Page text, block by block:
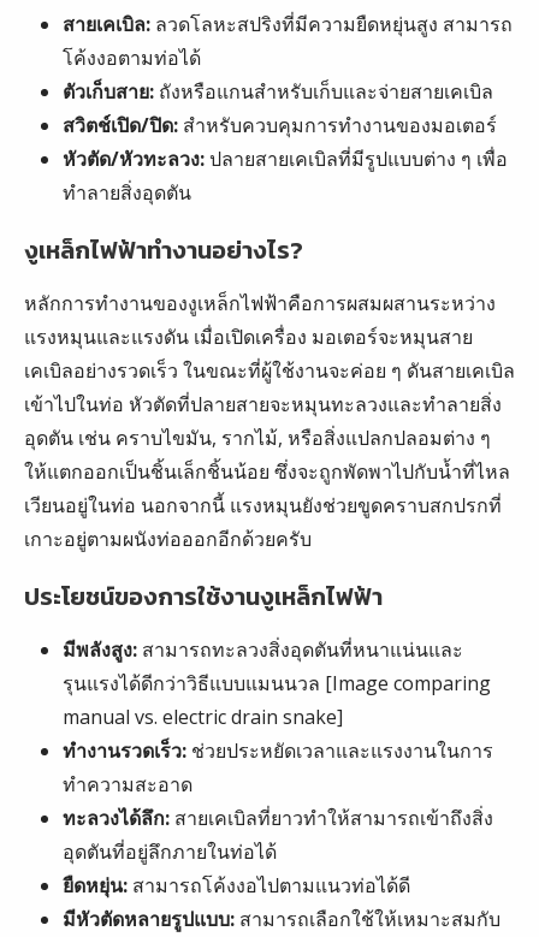
สายเคเบิล: ลวดโลหะสปริงที่มีความยืดหยุ่นสูง สามารถ
โค้งงอตามท่อได้
ตัวเก็บสาย: ถังหรือแกนสำหรับเก็บและจ่ายสายเคเบิล
สวิตช์เปิด/ปิด: สำหรับควบคุมการทำงานของมอเตอร์
หัวตัด/หัวทะลวง:ปลายสายเคเบิลที่มีรูปแบบต่าง ๆ เพื่อ
ทำลายสิ่งอุดตัน
งูเหล็กไฟฟ้าทำงานอย่างไร?
หลักการทำงานของงูเหล็กไฟฟ้าคือการผสมผสานระหว่าง
แรงหมุนและแรงดัน เมื่อเปิดเครื่อง มอเตอร์จะหมุนสาย
เคเบิลอย่างรวดเร็ว ในขณะที่ผู้ใช้งานจะค่อย ๆ ดันสายเคเบิล
เข้าไปในท่อ หัวตัดที่ปลายสายจะหมุนทะลวงและทำลายสิ่ง
อุดตัน เช่น คราบไขมัน, รากไม้, หรือสิ่งแปลกปลอมต่าง ๆ
ให้แตกออกเป็นชิ้นเล็กชิ้นน้อย ซึ่งจะถูกพัดพาไปกับน้ำที่ไหล
เวียนอยู่ในท่อ นอกจากนี้ แรงหมุนยังช่วยขูดคราบสกปรกที่
เกาะอยู่ตามผนังท่อออกอีกด้วยครับ
ประโยชน์ของการใช้งานงูเหล็กไฟฟ้า
มีพลังสูง: สามารถทะลวงสิ่งอุดตันที่หนาแน่นและ
รุนแรงได้ดีกว่าวิธีแบบแมนนวล [Image comparing
manual vs. electric drain snake]
ทำงานรวดเร็ว: ช่วยประหยัดเวลาและแรงงานในการ
ทำความสะอาด
ทะลวงได้ลึก: สายเคเบิลที่ยาวทำให้สามารถเข้าถึงสิ่ง
อุดตันที่อยู่ลึกภายในท่อได้
ยืดหยุ่น: สามารถโค้งงอไปตามแนวท่อได้ดี
มีหัวตัดหลายรูปแบบ: สามารถเลือกใช้ให้เหมาะสมกับ